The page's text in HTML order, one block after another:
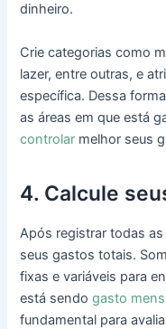
dinheiro.
Crie categorias como
lazer, entre outras, e
específica. Dessa
as áreas em que está
controlar melhor seus
4. Calcule
Após registrar todas
seus gastos totais.
fixas e variáveis para
está sendogasto
fundamental para